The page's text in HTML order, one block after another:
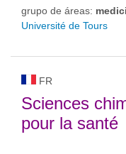
grupo de áreas:
Université de Tours
FR
Sciences
pour la santé